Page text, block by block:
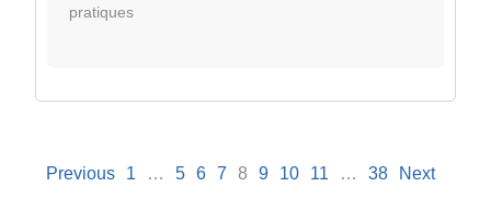
pratiques
Previous 1 … 5 6 7 8 9 10 11 … 38 Next